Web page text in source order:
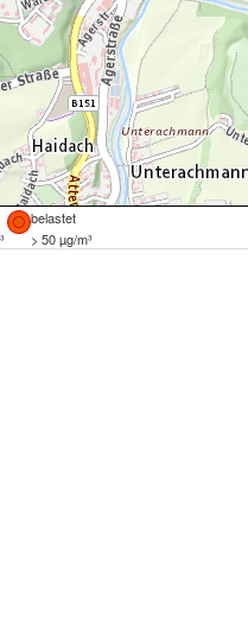
belastet
> 50 µg/m³